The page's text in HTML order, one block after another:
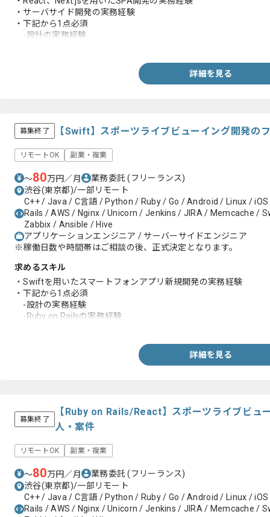
・サーバサイド開発の実務経験
・下記から1点必須
-設計の実務経験
-Ruby on Rails、RSpecの実務経験
-モダンなアーキテクチャ設計や技術選定の実務経験
-課題解決や業務改善および効率化の実務経験
詳細を見る
募集終了 【Swift】スポーツライブビューイング開発の
リモートOK 副業・複業
〜80万円／月 業務委託(フリーランス)
渋谷(東京都)/一部リモート
C++ / Java / C言語 / Python / Ruby / Go / Android / Linux /
Rails / AWS / Nginx / Unicorn / Jenkins / JIRA / Memcache /
Zabbix / Ansible / Hive
アプリケーションエンジニア / サーバーサイドエンジニア
※稼働日数や時間帯はご相談の後、正式決定となります。
求めるスキル
・Swiftを用いたスマートフォンアプリ新規開発の実務経験
・下記から1点必須
-設計の実務経験
-Ruby on Railsの実務経験
-toCサービスでユーザーファーストの実務経験
-モダンなアーキテクチャ設計や技術選定の実務経験
-レビューの実務経験
詳細を見る
募集終了
【Ruby on Rails/React】スポーツライブビュ
人・案件
リモートOK 副業・複業
〜80万円／月 業務委託(フリーランス)
渋谷(東京都)/一部リモート
C++ / Java / C言語 / Python / Ruby / Go / Android / Linux /
Rails / AWS / Nginx / Unicorn / Jenkins / JIRA / Memcache /